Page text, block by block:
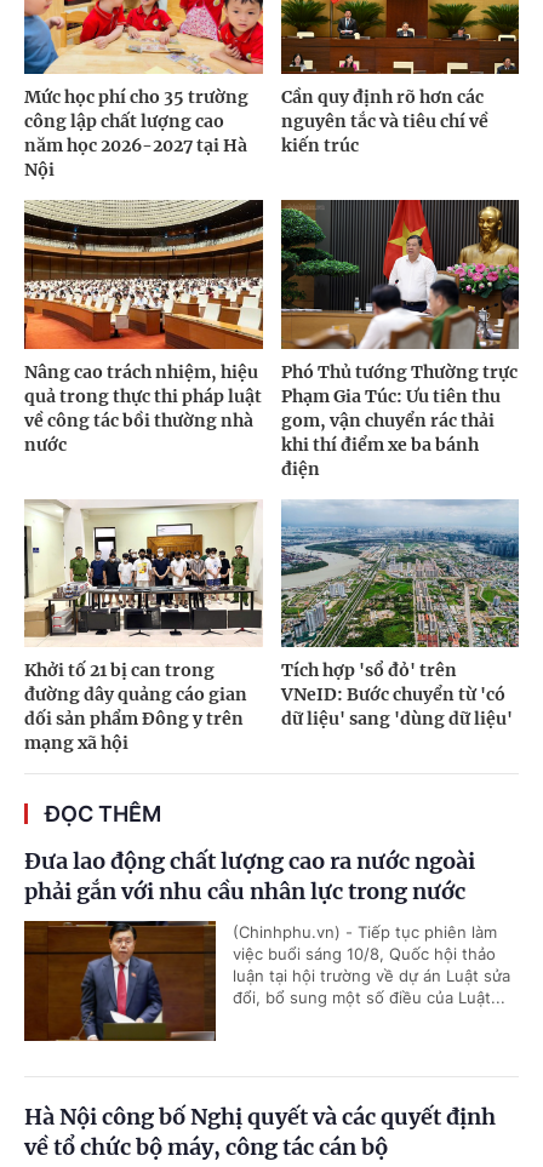
Mức học phí cho 35 trường
công lập chất lượng cao
năm học 2026-2027 tại Hà
Nội
Cần quy định rõ hơn các
nguyên tắc và tiêu chí về
kiến trúc
Nâng cao trách nhiệm, hiệu
quả trong thực thi pháp luật
về công tác bồi thường nhà
nước
Phó Thủ tướng Thường trực
Phạm Gia Túc: Ưu tiên thu
gom, vận chuyển rác thải
khi thí điểm xe ba bánh
điện
Khởi tố 21 bị can trong
đường dây quảng cáo gian
dối sản phẩm Đông y trên
mạng xã hội
Tích hợp 'sổ đỏ' trên
VNeID: Bước chuyển từ 'có
dữ liệu' sang 'dùng dữ liệu'
ĐỌC THÊM
Đưa lao động chất lượng cao ra nước ngoài
phải gắn với nhu cầu nhân lực trong nước
(Chinhphu.vn) - Tiếp tục phiên làm
việc buổi sáng 10/8, Quốc hội thảo
luận tại hội trường về dự án Luật sửa
đổi, bổ sung một số điều của Luật...
Hà Nội công bố Nghị quyết và các quyết định
về tổ chức bộ máy, công tác cán bộ